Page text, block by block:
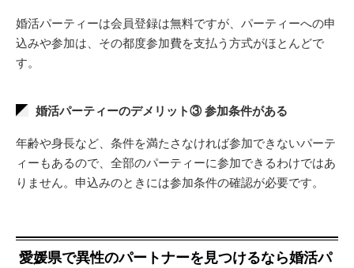
婚活パーティーは会員登録は無料ですが、パーティーへの申
込みや参加は、その都度参加費を支払う方式がほとんどで
す。
婚活パーティーのデメリット③ 参加条件がある
年齢や身長など、条件を満たさなければ参加できないパーテ
ィーもあるので、全部のパーティーに参加できるわけではあ
りません。申込みのときには参加条件の確認が必要です。
愛媛県で異性のパートナーを見つけるなら婚活パ